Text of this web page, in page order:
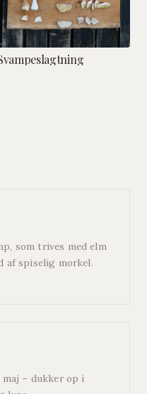
som trives med elm
af spiselig morkel.
– dukker op i